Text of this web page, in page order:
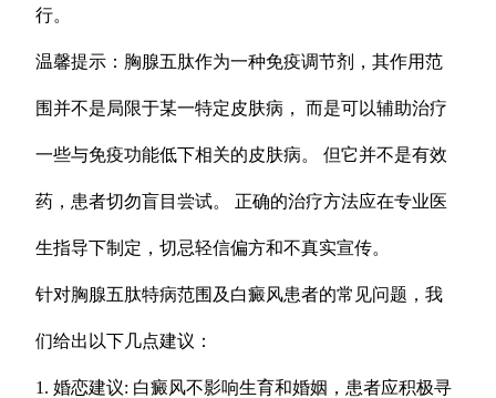
行。
温馨提示：胸腺五肽作为一种免疫调节剂，其作用范
围并不是局限于某一特定皮肤病， 而是可以辅助治疗
一些与免疫功能低下相关的皮肤病。 但它并不是有效
药，患者切勿盲目尝试。 正确的治疗方法应在专业医
生指导下制定，切忌轻信偏方和不真实宣传。
针对胸腺五肽特病范围及白癜风患者的常见问题，我
们给出以下几点建议：
1. 婚恋建议: 白癜风不影响生育和婚姻，患者应积极寻